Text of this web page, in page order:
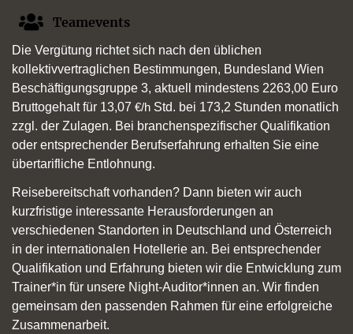
Teamevents
Die Vergütung richtet sich nach den üblichen
kollektivvertraglichen Bestimmungen, Bundesland Wien
Beschäftigungsgruppe 3, aktuell mindestens 2263,00 Euro
Bruttogehalt für 13,07 €/h Std. bei 173,2 Stunden monatlich
zzgl. der Zulagen. Bei branchenspezifischer Qualifikation
oder entsprechender Berufserfahrung erhalten Sie eine
übertarifliche Entlohnung.
Reisebereitschaft vorhanden? Dann bieten wir auch
kurzfristige interessante Herausforderungen an
verschiedenen Standorten in Deutschland und Österreich
in der internationalen Hotellerie an. Bei entsprechender
Qualifikation und Erfahrung bieten wir die Entwicklung zum
Trainer*in für unsere Night-Auditor*innen an. Wir finden
gemeinsam den passenden Rahmen für eine erfolgreiche
Zusammenarbeit.